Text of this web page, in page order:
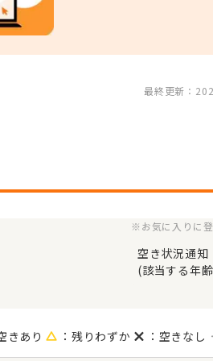
最終更新：
※お気に入りに
空き状況通知
(該当する年
きあり ：残りわずか ：空きなし